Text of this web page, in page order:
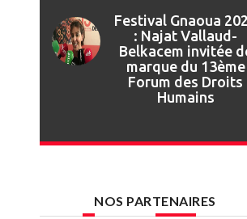
Festival Gnaoua :
retour en images sur
l’ouverture de la 27e
édition
NOS PARTENAIRES